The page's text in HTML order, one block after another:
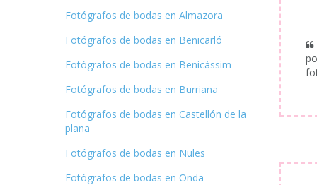
Fotógrafos de bodas en Almazora
Fotógrafos de bodas en Benicarló
Fotógrafos de bodas en Benicàssim
Fotógrafos de bodas en Burriana
Fotógrafos de bodas en Castellón de la
plana
Fotógrafos de bodas en Nules
Fotógrafos de bodas en Onda